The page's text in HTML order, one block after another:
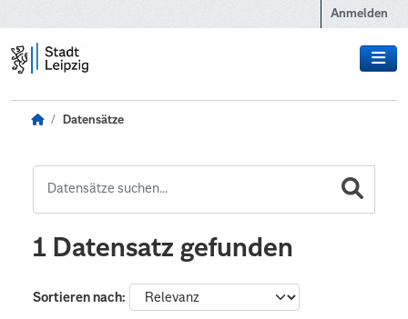
Anmelden
Datensätze
1 Datensatz gefunden
Sortieren nach